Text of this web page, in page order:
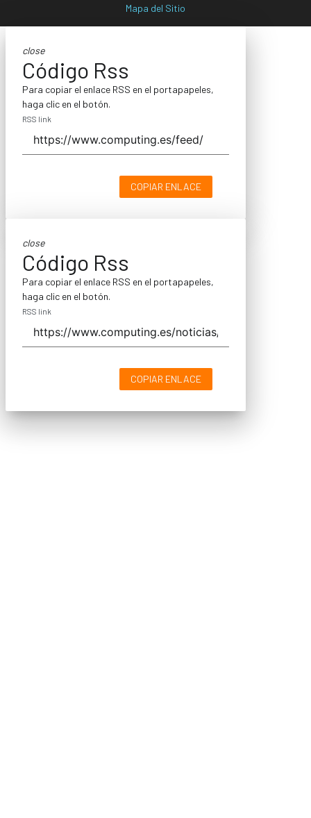
Mapa del Sitio
close
Código Rss
Para copiar el enlace RSS en el portapapeles,
haga clic en el botón.
RSS link
COPIAR ENLACE
close
Código Rss
Para copiar el enlace RSS en el portapapeles,
haga clic en el botón.
RSS link
COPIAR ENLACE